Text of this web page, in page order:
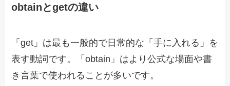
obtainとgetの違い
「get」は最も一般的で日常的な「手に入れる」を
表す動詞です。「obtain」はより公式な場面や書
き言葉で使われることが多いです。